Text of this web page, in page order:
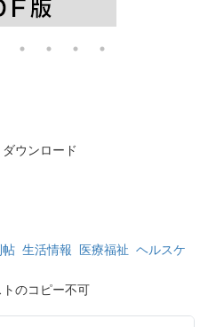
ウンロード
帖 生活情報 医療福祉 ヘルスケ
のコピー不可